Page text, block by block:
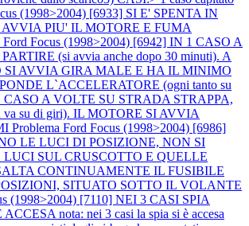
(1998>2004) [6933] SI E' SPENTA IN
AVVIA PIU' IL MOTORE E FUMA
Ford Focus (1998>2004) [6942] IN 1 CASO A
(si avvia anche dopo 30 minuti). A
AVVIA GIRA MALE E HA IL MINIMO
L`ACCELERATORE (ogni tanto su
CASO A VOLTE SU STRADA STRAPPA,
su di giri). IL MOTORE SI AVVIA
Problema Ford Focus (1998>2004) [6986]
LE LUCI DI POSIZIONE, NON SI
SUL CRUSCOTTO E QUELLE
CONTINUAMENTE IL FUSIBILE
SITUATO SOTTO IL VOLANTE
(1998>2004) [7110] NEI 3 CASI SPIA
nota: nei 3 casi la spia si è accesa